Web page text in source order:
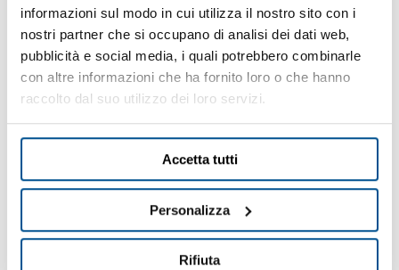
informazioni sul modo in cui utilizza il nostro sito con i
nostri partner che si occupano di analisi dei dati web,
pubblicità e social media, i quali potrebbero combinarle
con altre informazioni che ha fornito loro o che hanno
raccolto dal suo utilizzo dei loro servizi.
Accetta tutti
Personalizza
Rifiuta
Land
E-Mail-Adresse